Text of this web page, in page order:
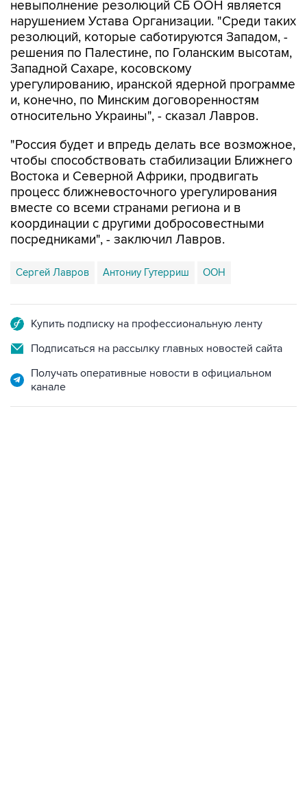
резолюций, которые саботируются Западом, -
решения по Палестине, по Голанским высотам,
Западной Сахаре, косовскому
урегулированию, иранской ядерной программе
и, конечно, по Минским договоренностям
относительно Украины", - сказал Лавров.
"Россия будет и впредь делать все возможное,
Востока и Северной Африки, продвигать
процесс ближневосточного урегулирования
вместе со всеми странами региона и в
координации с другими добросовестными
посредниками", - заключил Лавров.
Сергей Лавров Антониу Гутерриш ООН
Подписаться на рассылку главных новостей сайта
Получать оперативные новости в официальном